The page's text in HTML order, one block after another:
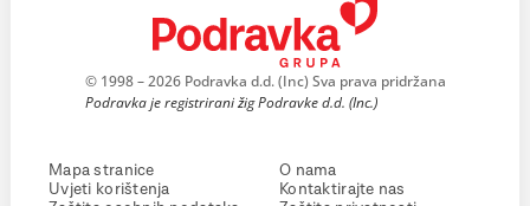
© 1998 – 2026 Podravka d.d. (Inc) Sva prava pridržana
Podravka je registrirani žig Podravke d.d. (Inc.)
Mapa stranice
Uvjeti korištenja
O nama
Kontaktirajte nas